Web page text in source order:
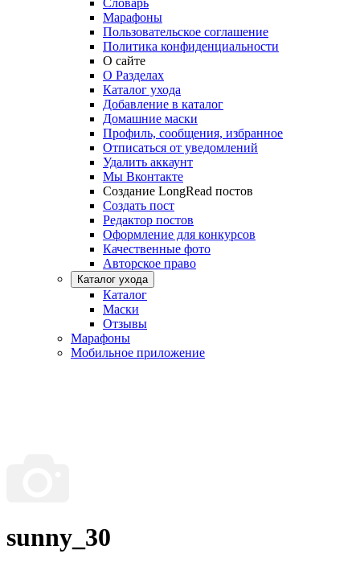
Словарь
Марафоны
Пользовательское соглашение
Политика конфиденциальности
О сайте
О Разделах
Каталог ухода
Добавление в каталог
Домашние маски
Профиль, сообщения, избранное
Отписаться от уведомлений
Удалить аккаунт
Мы Вконтакте
Создание LongRead постов
Создать пост
Редактор постов
Оформление для конкурсов
Качественные фото
Авторское право
Каталог ухода
Каталог
Маски
Отзывы
Марафоны
Мобильное приложение
sunny_30